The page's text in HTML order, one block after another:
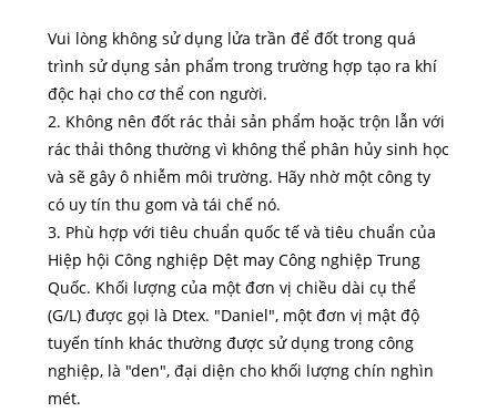
Vui lòng không sử dụng lửa trần để đốt trong quá
trình sử dụng sản phẩm trong trường hợp tạo ra khí
độc hại cho cơ thể con người.
2. Không nên đốt rác thải sản phẩm hoặc trộn lẫn với
rác thải thông thường vì không thể phân hủy sinh học
và sẽ gây ô nhiễm môi trường. Hãy nhờ một công ty
có uy tín thu gom và tái chế nó.
3. Phù hợp với tiêu chuẩn quốc tế và tiêu chuẩn của
Hiệp hội Công nghiệp Dệt may Công nghiệp Trung
Quốc. Khối lượng của một đơn vị chiều dài cụ thể
(G/L) được gọi là Dtex. "Daniel", một đơn vị mật độ
tuyến tính khác thường được sử dụng trong công
nghiệp, là "den", đại diện cho khối lượng chín nghìn
mét.